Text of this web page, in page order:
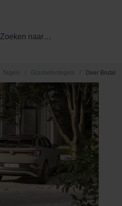
Zoeken naar…
Tegels / Grasbetontegels / Deer Brutal